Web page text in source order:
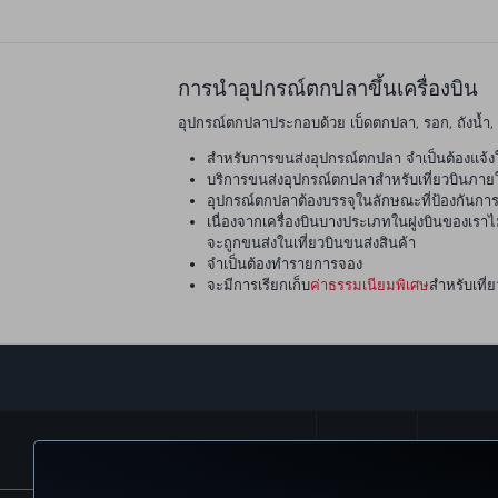
การนำอุปกรณ์ตกปลาขึ้นเครื่องบิน
อุปกรณ์ตกปลาประกอบด้วย เบ็ดตกปลา, รอก, ถังน้
สำหรับการขนส่งอุปกรณ์ตกปลา จำเป็นต้องแจ้
บริการขนส่งอุปกรณ์ตกปลาสำหรับเที่ยวบินภาย
อุปกรณ์ตกปลาต้องบรรจุในลักษณะที่ป้องกันกา
เนื่องจากเครื่องบินบางประเภทในฝูงบินของเ
จะถูกขนส่งในเที่ยวบินขนส่งสินค้า
จำเป็นต้องทำรายการจอง
จะมีการเรียกเก็บค่าธรรมเนียมพิเศษสำหรับเที่